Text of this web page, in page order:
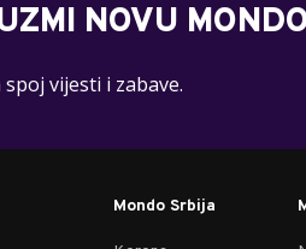
NOVU
spoj vijesti i zabave.
Mondo Srbija